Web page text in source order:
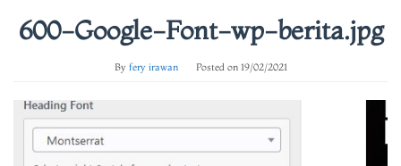
600-Google-Font-wp-berita.jpg
By fery irawan Posted on 19/02/2021